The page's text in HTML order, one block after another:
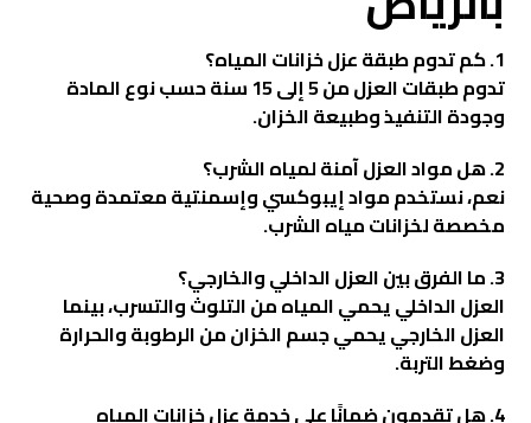
1. كم تدوم طبقة عزل خزانات المياه؟
تدوم طبقات العزل من 5 إلى 15 سنة حسب نوع المادة
وجودة التنفيذ وطبيعة الخزان.
2. هل مواد العزل آمنة لمياه الشرب؟
نعم، نستخدم مواد إيبوكسي وإسمنتية معتمدة وصحية
مخصصة لخزانات مياه الشرب.
3. ما الفرق بين العزل الداخلي والخارجي؟
العزل الداخلي يحمي المياه من التلوث والتسرب، بينما
العزل الخارجي يحمي جسم الخزان من الرطوبة والحرارة
وضغط التربة.
4. هل تقدمون ضمانًا على خدمة عزل خزانات المياه